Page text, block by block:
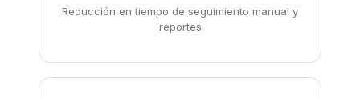
Reducción en tiempo de seguimiento manual y
reportes